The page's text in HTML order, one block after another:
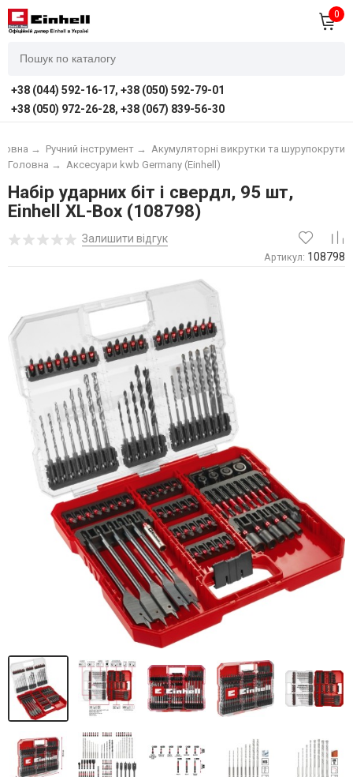
0
+38 (044) 592-16-17, +38 (050) 592-79-01
+38 (050) 972-26-28, +38 (067) 839-56-30
→ Ручний інструмент →
Акумуляторні викрутки та шурупокрути
Аксесуари kwb Germany (Einhell)
Головна →
Набір ударних біт і свердл, 95 шт,
Einhell XL-Box (108798)
Залишити відгук
Артикул: 108798